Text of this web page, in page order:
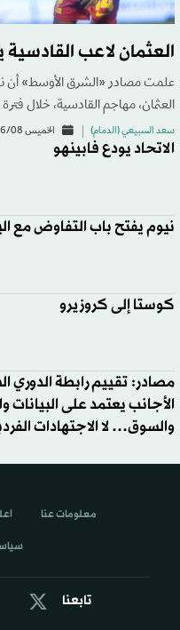
العثمان لاعب
علمت مصادر «الشرق الأوسط» أن
العثمان، مهاجم القادسية، خلال فترة
سعد السبيعي (الدمام) الخميس 06/08 - 22:30
الاتحاد يودع فابينهو
نيوم يفتح باب التفاوض مع
كوستا إلى كروزيرو
مصادر: تقييم رابطة الدوري
الأجانب يعتمد على البيانات
والسوق… لا الاجتهادات
تابعنا
معلومات عنا